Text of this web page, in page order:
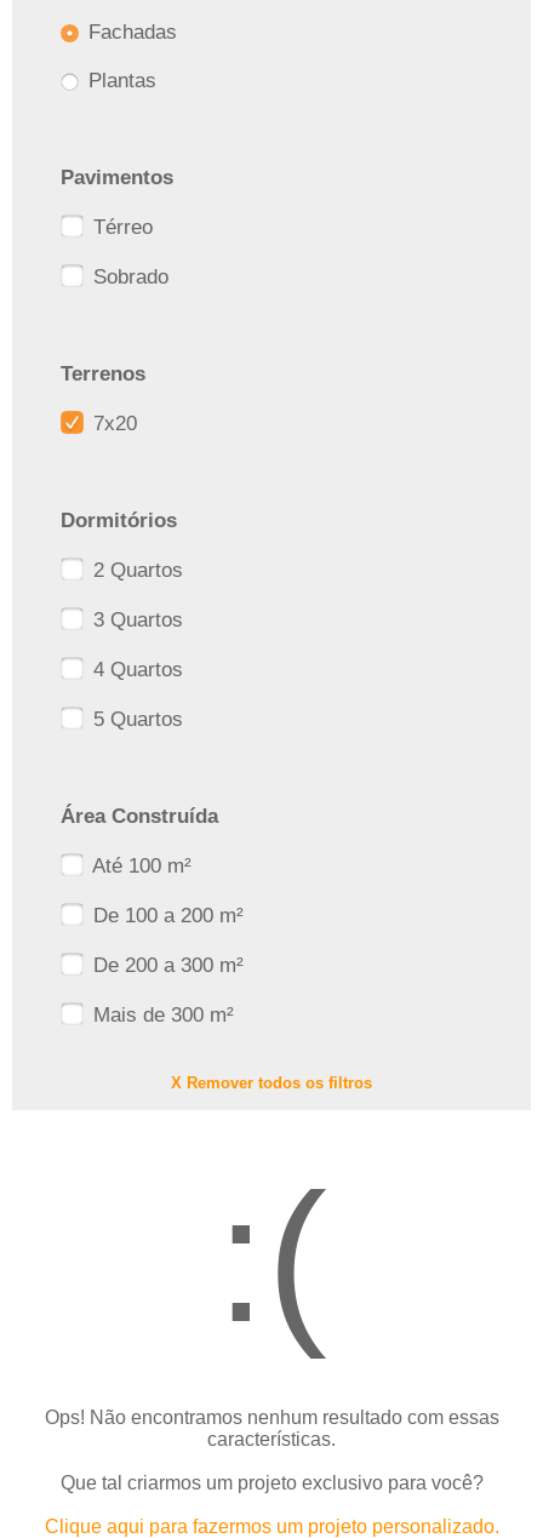
Fachadas
Plantas
Pavimentos
Térreo
Sobrado
Terrenos
7x20
Dormitórios
2 Quartos
3 Quartos
4 Quartos
5 Quartos
Área Construída
Até 100 m²
De 100 a 200 m²
De 200 a 300 m²
Mais de 300 m²
X Remover todos os filtros
:(
Ops! Não encontramos nenhum resultado com essas
características.
Que tal criarmos um projeto exclusivo para você?
Clique aqui para fazermos um projeto personalizado.